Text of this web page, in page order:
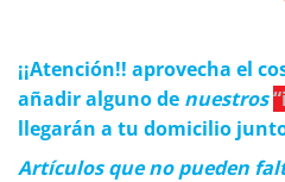
¡¡Atención!! aprovecha el
añadir alguno de nuestros
llegarán a tu domicilio
Artículos que no pueden